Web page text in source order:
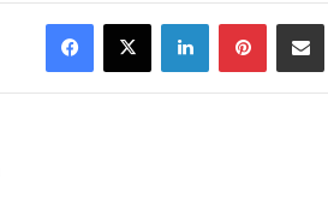
Facebook
X LinkedInPinterest